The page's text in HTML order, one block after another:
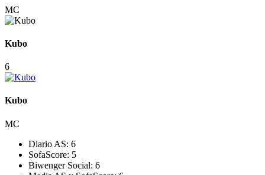
MC
Kubo
6
Kubo
MC
Diario AS: 6
SofaScore: 5
Biwenger Social: 6